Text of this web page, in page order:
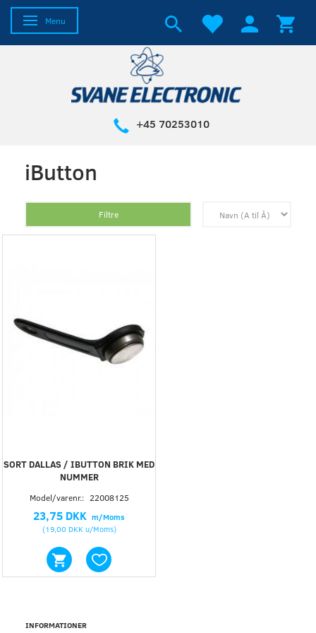
Skifte navigation
Menu
+45 70253010
iButton
Filtre
SORT DALLAS / IBUTTON BRIK MED
NUMMER
Model/varenr.: 22008125
23,75 DKK m/Moms
(19,00 DKK u/Moms)
INFORMATIONER